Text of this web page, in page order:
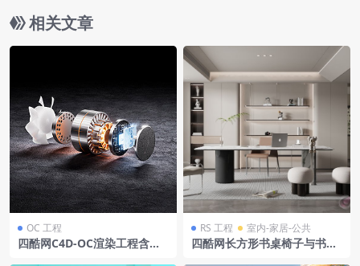
相关文章
OC 工程
四酷网C4D-OC渲染工程含散
RS 工程 室内-家居-公共
四酷网长方形书桌椅子与书房